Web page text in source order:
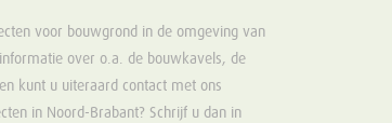
voor bouwgrond in de omgeving van
over o.a. de bouwkavels, de
kunt u uiteraard contact met ons
in Noord-Brabant? Schrijf u dan in